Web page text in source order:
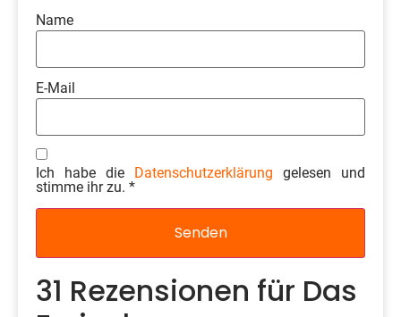
31 Rezensionen für Das
Name
E-Mail
Ich habe die Datenschutzerklärung gelesen und
stimme ihr zu. *